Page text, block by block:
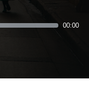
00:00